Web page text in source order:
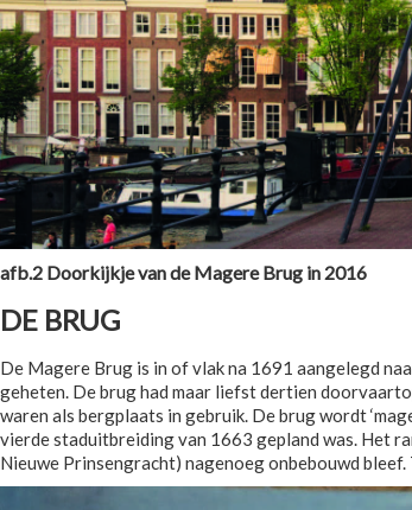
afb.2 Doorkijkje van de Magere Brug in 2016
DE BRUG
De Magere Brug is in of vlak na 1691 aangelegd
geheten. De brug had maar liefst dertien
waren als bergplaats in gebruik. De brug wordt
vierde staduitbreiding van 1663 gepland was. Het
Nieuwe Prinsengracht) nagenoeg onbebouwd